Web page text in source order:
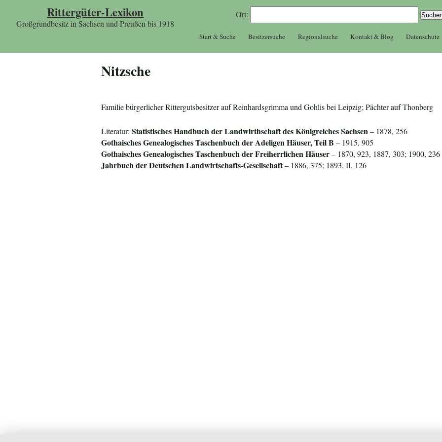
Rittergüter-Lexikon
Großgrundbesitz in Sachsen und Preußen bis 1918
Ort:
Start & Suche Besitzersuche Regionalsuche Kontakt & Blog Datenschutz
Nitzsche
Familie bürgerlicher Rittergutsbesitzer auf Reinhardsgrimma und Gohlis bei Leipzig; Pächter auf Thonberg
Literatur:Statistisches Handbuch der Landwirthschaft des Königreiches Sachsen– 1878, 256
Gothaisches Genealogisches Taschenbuch der Adeligen Häuser, Teil B – 1915, 905
Gothaisches Genealogisches Taschenbuch der Freiherrlichen Häuser– 1870, 923, 1887, 303; 1900, 236
Jahrbuch der Deutschen Landwirtschafts-Gesellschaft– 1886, 375; 1893, II, 126